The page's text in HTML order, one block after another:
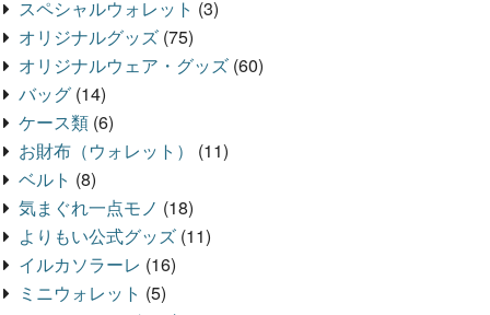
スペシャルウォレット (3)
オリジナルグッズ (75)
オリジナルウェア・グッズ (60)
バッグ (14)
ケース類 (6)
お財布（ウォレット）
(11)
ベルト (8)
気まぐれ一点モノ (18)
よりもい公式グッズ (11)
イルカソラーレ (16)
ミニウォレット (5)